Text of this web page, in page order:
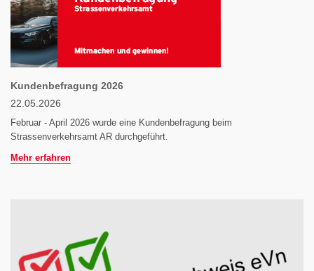
Kundenbefragung 2026
22.05.2026
Februar - April 2026 wurde eine Kundenbefragung beim
Strassenverkehrsamt AR durchgeführt.
Mehr erfahren